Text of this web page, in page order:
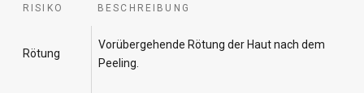
RISIKO BESCHREIBUNG
Rötung
Vorübergehende Rötung der Haut nach dem
Peeling.